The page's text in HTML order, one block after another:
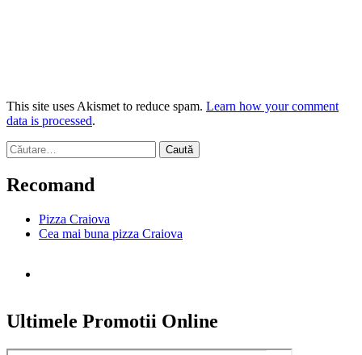
This site uses Akismet to reduce spam. Learn how your comment
data is processed.
Caută
după:
Recomand
Pizza Craiova
Cea mai buna pizza Craiova
Ultimele Promotii Online